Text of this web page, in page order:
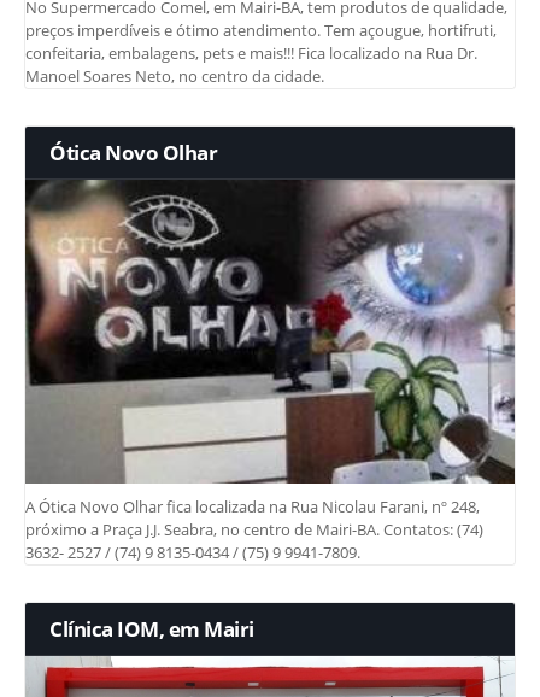
No Supermercado Comel, em Mairi-BA, tem produtos de qualidade,
preços imperdíveis e ótimo atendimento. Tem açougue, hortifruti,
confeitaria, embalagens, pets e mais!!! Fica localizado na Rua Dr.
Manoel Soares Neto, no centro da cidade.
Ótica Novo Olhar
A Ótica Novo Olhar fica localizada na Rua Nicolau Farani, nº 248,
próximo a Praça J.J. Seabra, no centro de Mairi-BA. Contatos: (74)
3632- 2527 / (74) 9 8135-0434 / (75) 9 9941-7809.
Clínica IOM, em Mairi